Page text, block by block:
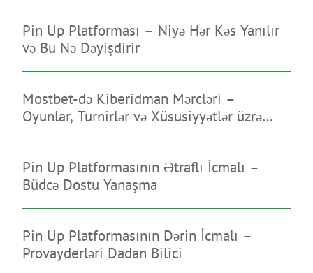
Pin Up Platforması – Niyə Hər Kəs Yanılır
və Bu Nə Dəyişdirir
Mostbet-də Kiberidman Mərcləri –
Oyunlar, Turnirlər və Xüsusiyyətlər üzrə
Pin Up Platformasının Ətraflı İcmalı –
Büdcə Dostu Yanaşma
Pin Up Platformasının Dərin İcmalı –
Provayderləri Dadan Bilici